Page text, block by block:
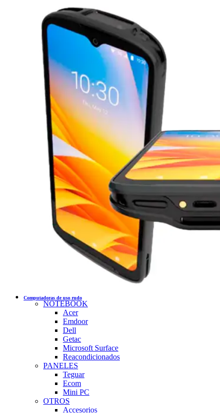
Computadoras de uso rudo
NOTEBOOK
Acer
Emdoor
Dell
Getac
Microsoft Surface
Reacondicionados
PANELES
Teguar
Ecom
Mini PC
OTROS
Accesorios